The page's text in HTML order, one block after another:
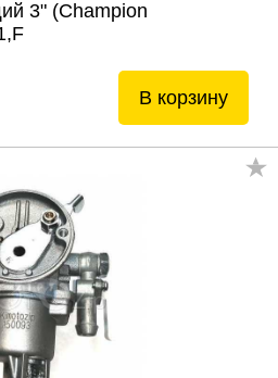
3" (Champion
В корзину